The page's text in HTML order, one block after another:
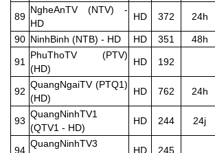
89
NgheAnTV (NTV) -
HD
HD 372 24h
90 NinhBinh (NTB) - HD HD 351 48h
91
PhuThoTV (PTV)
(HD)
HD 192
92
QuangNgaiTV (PTQ1)
(HD)
HD 762 24h
93
QuangNinhTV1
(QTV1 - HD)
HD 244 24j
94
QuangNinhTV3
HD 245